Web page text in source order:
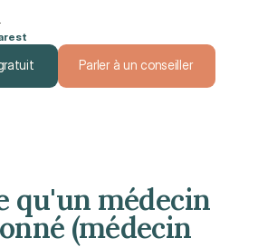
·
Parler à un conseiller
qu'un médecin
(médecin